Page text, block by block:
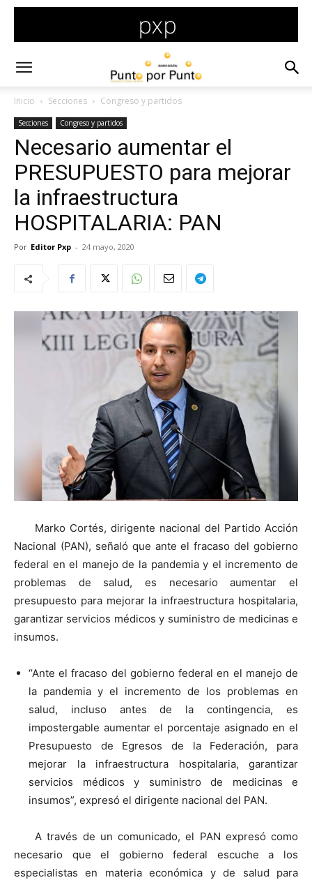
Inicio Secciones Congreso y partidos
Secciones Congreso y partidos
Necesario aumentar el
PRESUPUESTO para mejorar
la infraestructura
HOSPITALARIA: PAN
Por Editor Pxp - 24 mayo, 2020
Marko Cortés, dirigente nacional del Partido Acción
Nacional (PAN), señaló que ante el fracaso del gobierno
federal en el manejo de la pandemia y el incremento de
problemas de salud, es necesario aumentar el
presupuesto para mejorar la infraestructura hospitalaria,
garantizar servicios médicos y suministro de medicinas e
insumos.
“Ante el fracaso del gobierno federal en el manejo de
la pandemia y el incremento de los problemas en
salud, incluso antes de la contingencia, es
impostergable aumentar el porcentaje asignado en el
Presupuesto de Egresos de la Federación, para
mejorar la infraestructura hospitalaria, garantizar
servicios médicos y suministro de medicinas e
insumos”, expresó el dirigente nacional del PAN.
A través de un comunicado, el PAN expresó como
necesario que el gobierno federal escuche a los
especialistas en materia económica y de salud para